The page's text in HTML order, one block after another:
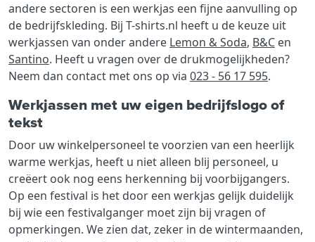
andere sectoren is een werkjas een fijne aanvulling op
de bedrijfskleding. Bij T-shirts.nl heeft u de keuze uit
werkjassen van onder andere Lemon & Soda, B&C en
Santino. Heeft u vragen over de drukmogelijkheden?
Neem dan contact met ons op via 023 - 56 17 595.
Werkjassen met uw eigen bedrijfslogo of
tekst
Door uw winkelpersoneel te voorzien van een heerlijk
warme werkjas, heeft u niet alleen blij personeel, u
creëert ook nog eens herkenning bij voorbijgangers.
Op een festival is het door een werkjas gelijk duidelijk
bij wie een festivalganger moet zijn bij vragen of
opmerkingen. We zien dat, zeker in de wintermaanden,